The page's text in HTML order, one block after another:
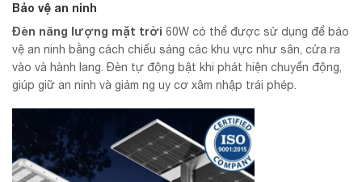
Bảo vệ an ninh
Đèn năng lượng mặt trời 60W có thể được sử dụng để bảo
vệ an ninh bằng cách chiếu sáng các khu vực như sân, cửa ra
vào và hành lang. Đèn tự động bật khi phát hiện chuyển động,
giúp giữ an ninh và giảm ng uy cơ xâm nhập trái phép.